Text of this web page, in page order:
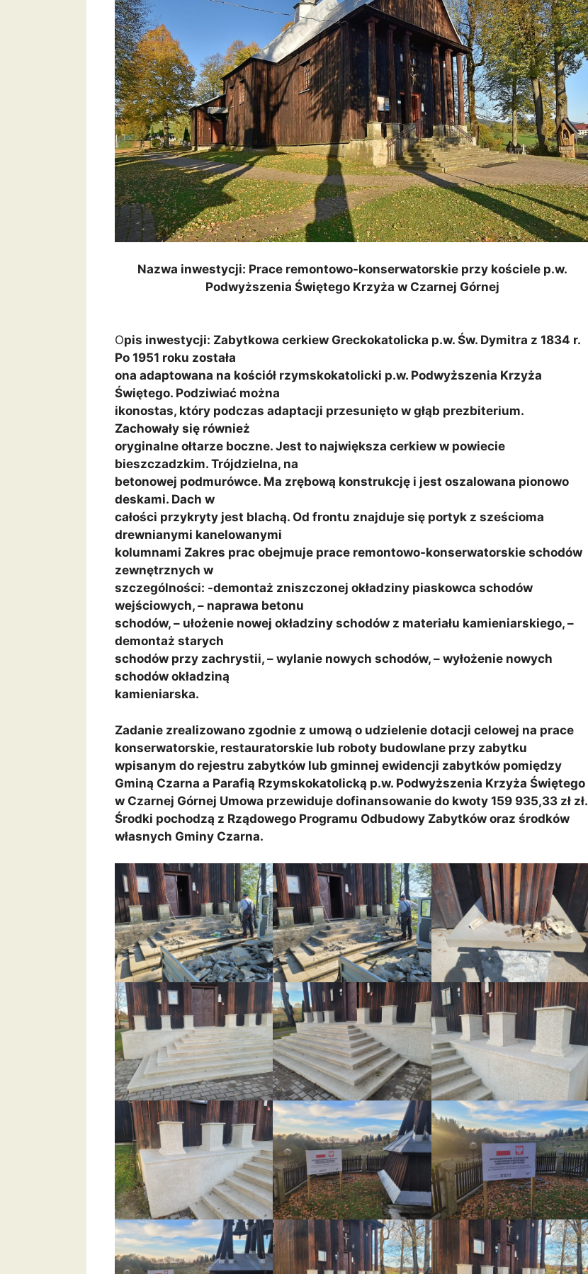
Nazwa inwestycji: Prace remontowo-konserwatorskie przy kościele p.w.
Podwyższenia Świętego Krzyża w Czarnej Górnej
Opis inwestycji: Zabytkowa cerkiew Greckokatolicka p.w. Św. Dymitra z 1834 r.
Po 1951 roku została
ona adaptowana na kościół rzymskokatolicki p.w. Podwyższenia Krzyża
Świętego. Podziwiać można
ikonostas, który podczas adaptacji przesunięto w głąb prezbiterium.
Zachowały się również
oryginalne ołtarze boczne. Jest to największa cerkiew w powiecie
bieszczadzkim. Trójdzielna, na
betonowej podmurówce. Ma zrębową konstrukcję i jest oszalowana pionowo
deskami. Dach w
całości przykryty jest blachą. Od frontu znajduje się portyk z sześcioma
drewnianymi kanelowanymi
kolumnami Zakres prac obejmuje prace remontowo-konserwatorskie schodów
zewnętrznych w
szczególności: -demontaż zniszczonej okładziny piaskowca schodów
wejściowych, – naprawa betonu
schodów, – ułożenie nowej okładziny schodów z materiału kamieniarskiego, –
demontaż starych
schodów przy zachrystii, – wylanie nowych schodów, – wyłożenie nowych
schodów okładziną
kamieniarska.
Zadanie zrealizowano zgodnie z umową o udzielenie dotacji celowej na prace
konserwatorskie, restauratorskie lub roboty budowlane przy zabytku
wpisanym do rejestru zabytków lub gminnej ewidencji zabytków pomiędzy
Gminą Czarna a Parafią Rzymskokatolicką p.w. Podwyższenia Krzyża Świętego
w Czarnej Górnej Umowa przewiduje dofinansowanie do kwoty 159 935,33 zł zł.
Środki pochodzą z Rządowego Programu Odbudowy Zabytków oraz środków
własnych Gminy Czarna.